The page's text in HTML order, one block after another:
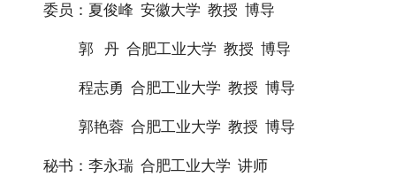
委员：夏俊峰 安徽大学 教授 博导
郭 丹 合肥工业大学 教授 博导
程志勇 合肥工业大学 教授 博导
郭艳蓉 合肥工业大学 教授 博导
秘书：李永瑞 合肥工业大学 讲师